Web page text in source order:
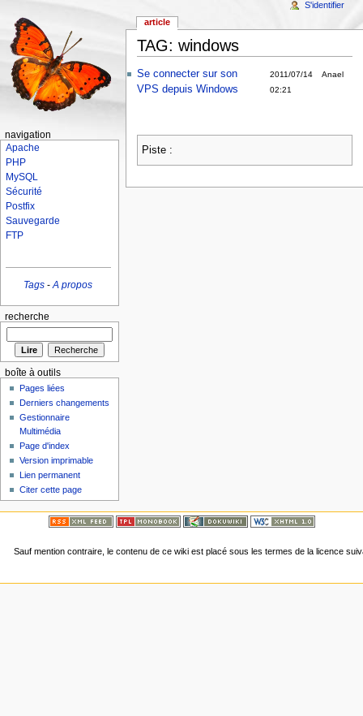
TAG: windows
Se connecter sur son
VPS depuis Windows
2011/07/14
02:21
Anael
Piste :
article
S'identifier
navigation
Apache
PHP
MySQL
Sécurité
Postfix
Sauvegarde
FTP
Tags -A propos
recherche
boîte à outils
Pages liées
Derniers changements
Gestionnaire
Multimédia
Page d'index
Version imprimable
Lien permanent
Citer cette page
Sauf mention contraire, le contenu de ce wiki est placé sous les termes de la licence